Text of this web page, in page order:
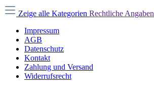
Zeige alle Kategorien Rechtliche Angaben
Impressum
AGB
Datenschutz
Kontakt
Zahlung und Versand
Widerrufsrecht